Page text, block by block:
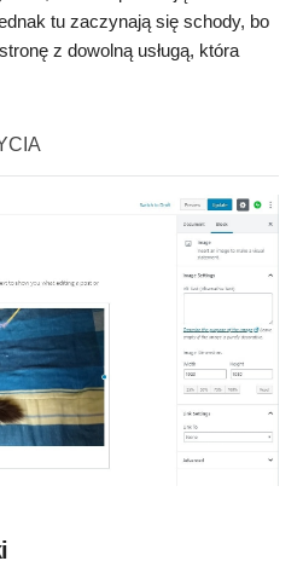
tu zaczynają się schody, bo
z dowolną usługą, która